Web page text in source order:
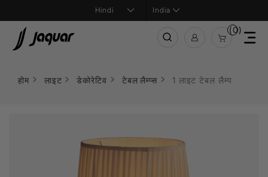
India
(0)
होम लाइट डेकोरेटिव टेबल लैम्प्स 1 लाइट टेबल लैम्प